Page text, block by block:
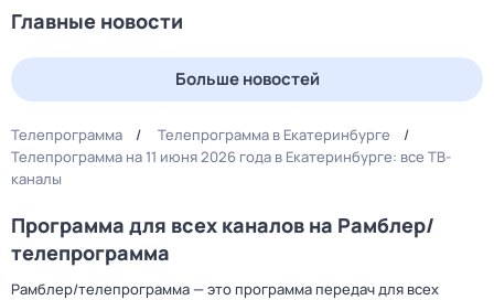
Главные новости
Больше новостей
Телепрограмма
Телепрограмма в Екатеринбурге
Телепрограмма на 11 июня 2026 года в Екатеринбурге: все ТВ-
каналы
Программа для всех каналов на Рамблер/
телепрограмма
Рамблер/телепрограмма — это программа передач для всех